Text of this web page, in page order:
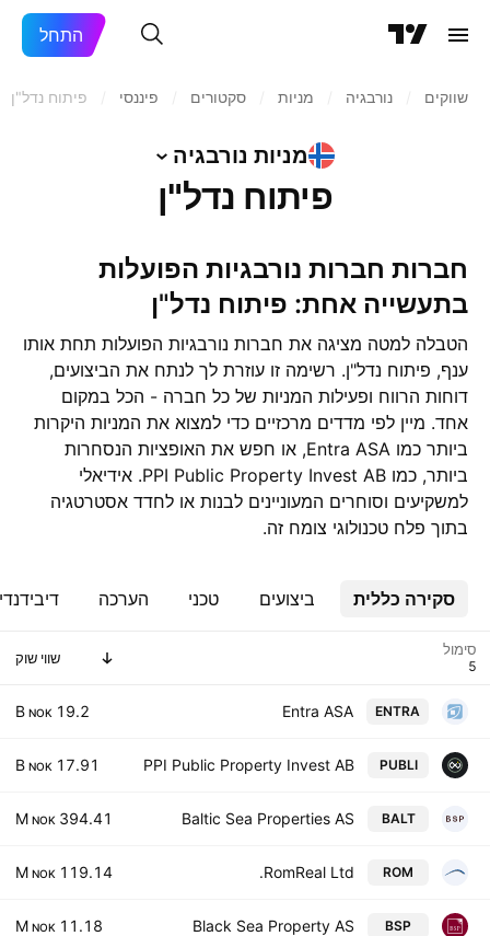
התחל
שווקים נורבגיה מניות‏ סקטורים פיננסי פיתוח נדל"ן
מניות נורבגיה
פיתוח נדל"ן
חברות חברות נורבגיות הפועלות
בתעשייה אחת: פיתוח נדל"ן
הטבלה למטה מציגה את חברות נורבגיות הפועלות תחת אותו
ענף, פיתוח נדל"ן. רשימה זו עוזרת לך לנתח את הביצועים,
דוחות הרווח ופעילות המניות של כל חברה - הכל במקום
אחד. מיין לפי מדדים מרכזיים כדי למצוא את המניות היקרות
ביותר כמו Entra ASA, או חפש את האופציות הנסחרות
ביותר, כמו PPI Public Property Invest AB. אידיאלי
למשקיעים וסוחרים המעוניינים לבנות או לחדד אסטרטגיה
בתוך פלח טכנולוגי צומח זה.
סקירה כללית ביצועים טכני הערכה
סימול שווי שוק
ENTRA
Entra ASA
19.2 B
NOK
PUBLI
PPI Public Property Invest AB
17.91 B
NOK
BALT
Baltic Sea Properties AS
394.41 M
NOK
ROM
RomReal Ltd.
119.14 M
NOK
BSP
Black Sea Property AS
11.18 M
NOK